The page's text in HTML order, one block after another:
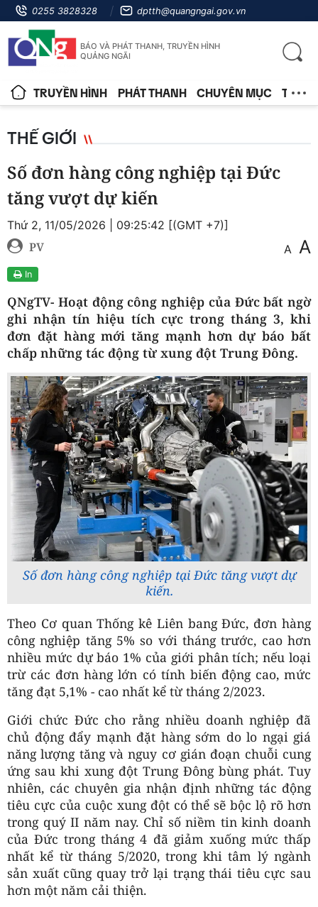
0255 3828328 dptth@quangngai.gov.vn
BÁO VÀ PHÁT THANH, TRUYỀN HÌNH
QUẢNG NGÃI
TRUYỀN HÌNH PHÁT THANH CHUYÊN MỤC TIN
THẾ GIỚI
Số đơn hàng công nghiệp tại Đức
tăng vượt dự kiến
Thứ 2, 11/05/2026 | 09:25:42 [(GMT +7)]
PV A A
In
QNgTV- Hoạt động công nghiệp của Đức bất ngờ
ghi nhận tín hiệu tích cực trong tháng 3, khi
đơn đặt hàng mới tăng mạnh hơn dự báo bất
chấp những tác động từ xung đột Trung Đông.
Số đơn hàng công nghiệp tại Đức tăng vượt dự
kiến.
Theo Cơ quan Thống kê Liên bang Đức, đơn hàng
công nghiệp tăng 5% so với tháng trước, cao hơn
nhiều mức dự báo 1% của giới phân tích; nếu loại
trừ các đơn hàng lớn có tính biến động cao, mức
tăng đạt 5,1% - cao nhất kể từ tháng 2/2023.
Giới chức Đức cho rằng nhiều doanh nghiệp đã
chủ động đẩy mạnh đặt hàng sớm do lo ngại giá
năng lượng tăng và nguy cơ gián đoạn chuỗi cung
ứng sau khi xung đột Trung Đông bùng phát. Tuy
nhiên, các chuyên gia nhận định những tác động
tiêu cực của cuộc xung đột có thể sẽ bộc lộ rõ hơn
trong quý II năm nay. Chỉ số niềm tin kinh doanh
của Đức trong tháng 4 đã giảm xuống mức thấp
nhất kể từ tháng 5/2020, trong khi tâm lý ngành
sản xuất cũng quay trở lại trạng thái tiêu cực sau
hơn một năm cải thiện.